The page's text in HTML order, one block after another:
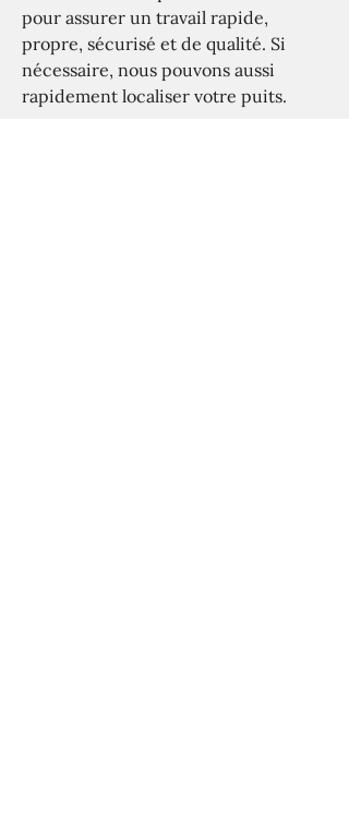
pour assurer un travail rapide,
propre, sécurisé et de qualité. Si
nécessaire, nous pouvons aussi
rapidement localiser votre puits.